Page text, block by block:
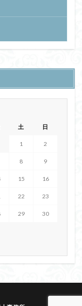
土 日
1 2
8 9
15 16
22 23
29 30